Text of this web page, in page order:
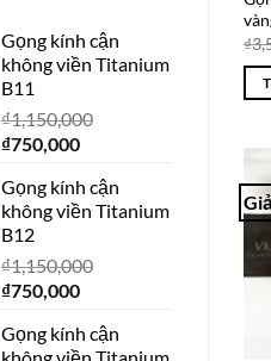
Gọng kính cận
không viền Titanium
B11
₫1,150,000
Giá
là:
₫1,150,000.
₫750,000Giá
tại
là:
Gọng kính cận
không viền Titanium
B12
₫1,150,000
Giá
là:
₫750,000Giá
tại
Gọng kính cận
không viền Titanium
₫